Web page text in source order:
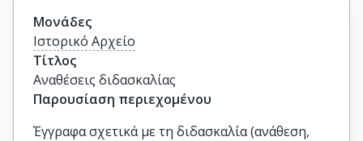
Μονάδες
Ιστορικό Αρχείο
Τίτλος
Αναθέσεις διδασκαλίας
Παρουσίαση περιεχομένου
Έγγραφα σχετικά με τη διδασκαλία (ανάθεση,